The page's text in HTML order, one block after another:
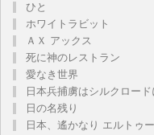
ひと
ホワイトラビット
ＡＸ アックス
死に神のレストラン
愛なき世界
日本兵捕虜はシルクロー
日の名残り
日本、遙かなり エルトゥ